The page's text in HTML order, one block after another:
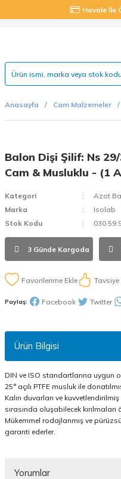
Havale İle
Anasayfa Cam Malzemeler
Balon Dişi Şilif: Ns
Cam & Musluklu - (1
Kategori
Azot
Marka
Isolab
Stok Kodu
3 Günde Kargoda
Tavsiye
Paylaş: Facebook Twitter
Ürün Bilgisi
DIN ve ISO standartlarına uygun
25° açılı PTFE musluk ile
Kalın duvarları ve
sırasında oluşabilecek kırılmaları
Mükemmel rodajlanmış ve
garanti ederler.
Yorumlar